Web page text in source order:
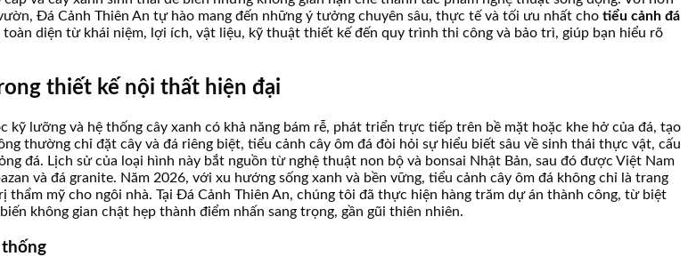
Đá Cảnh Thiên An tự hào mang đến những ý tưởng chuyên sâu, thực tế và tối ưu nhất cho tiểu cảnh đá
diện từ khái niệm, lợi ích, vật liệu, kỹ thuật thiết kế đến quy trình thi công và bảo trì, giúp bạn hiểu rõ
thiết kế nội thất hiện đại
lưỡng và hệ thống cây xanh có khả năng bám rễ, phát triển trực tiếp trên bề mặt hoặc khe hở của đá, tạo
thường chỉ đặt cây và đá riêng biệt, tiểu cảnh cây ôm đá đòi hỏi sự hiểu biết sâu về sinh thái thực vật, cấu
đá. Lịch sử của loại hình này bắt nguồn từ nghệ thuật non bộ và bonsai Nhật Bản, sau đó được Việt Nam
và đá granite. Năm 2026, với xu hướng sống xanh và bền vững, tiểu cảnh cây ôm đá không chỉ là trang
mỹ cho ngôi nhà. Tại Đá Cảnh Thiên An, chúng tôi đã thực hiện hàng trăm dự án thành công, từ biệt
không gian chật hẹp thành điểm nhấn sang trọng, gần gũi thiên nhiên.